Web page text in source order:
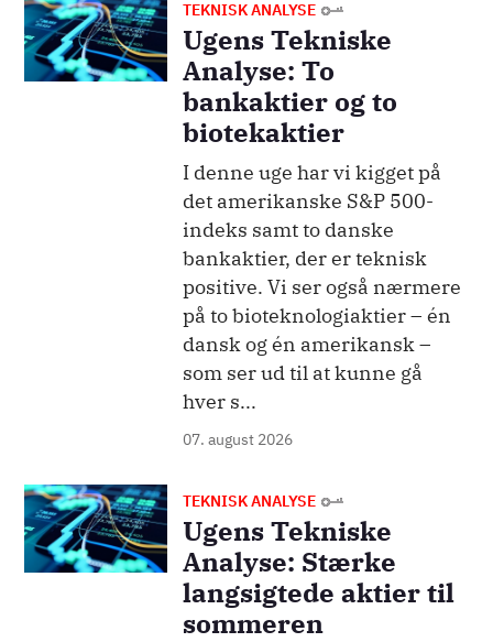
Billede TEKNISK ANALYSE
Ugens Tekniske
Analyse: To
bankaktier og to
biotekaktier
I denne uge har vi kigget på
det amerikanske S&P 500-
indeks samt to danske
bankaktier, der er teknisk
positive. Vi ser også nærmere
på to bioteknologiaktier – én
dansk og én amerikansk –
som ser ud til at kunne gå
hver s...
07. august 2026
Billede TEKNISK ANALYSE
Ugens Tekniske
Analyse: Stærke
langsigtede aktier til
sommeren